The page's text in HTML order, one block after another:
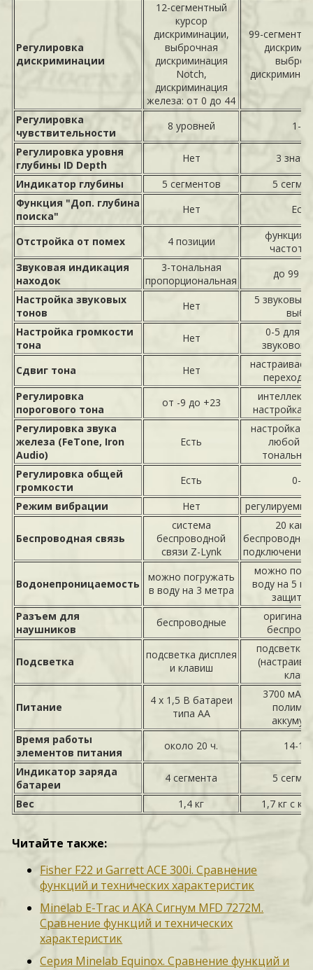
Регулировка
дискриминации
12-сегментный
курсор
дискриминации,
выброчная
дискриминация
Notch,
дискриминация
железа: от 0 до 44
99-
Регулировка
чувствительности
8 уровней
1-99
Регулировка уровня
глубины ID Depth
Нет
3
Индикатор глубины
5 сегментов
5
Функция "Доп. глубина
поиска"
Нет Есть
Отстройка от помех 4 позиции
функция
Звуковая индикация
находок
3-тональная
пропорциональная
до 99
Настройка звуковых
тонов
Нет
5 звуковых
Настройка громкости
тона
Нет
0-5 для
звуковой
Сдвиг тона
Нет
перехода
Регулировка
порогового тона
от -9 до +23
настройка
Регулировка звука
железа (FeTone, Iron
Audio)
Есть
настройка
любой
Регулировка общей
громкости
Есть
0-10
Режим вибрации
Нет
Беспроводная связь
система
беспроводной
связи Z-Lynk
20
подключения
Водонепроницаемость
можно погружать
в воду на 3 метра
можно
воду на 5 м,
защиты
Разъем для
наушников
беспроводные
Подсветка
подсветка дисплея
и клавиш
подсветка
Питание
4 х 1,5 В батареи
типа АА
3700 мАч
Время работы
элементов питания
около 20 ч.
14-19
Индикатор заряда
батареи
4 сегмента
5
Вес
1,4 кг 1,7 кг с
Читайте также:
Fisher F22 и Garrett ACE 300i. Сравнение
функций и технических характеристик
Minelab E-Trac и АКА Сигнум MFD 7272M.
Сравнение функций и технических
характеристик
Серия Minelab Equinox. Сравнение функций и